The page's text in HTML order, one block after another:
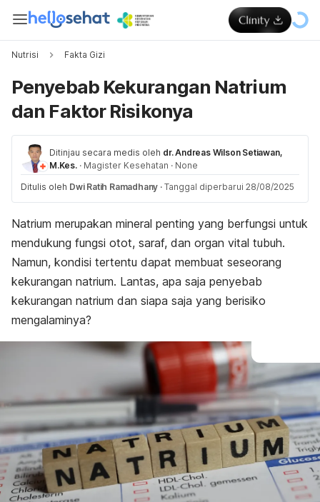
Nutrisi Fakta Gizi
Penyebab Kekurangan Natrium
dan Faktor Risikonya
Ditinjau secara medis oleh dr. Andreas Wilson Setiawan,
M.Kes. · Magister Kesehatan · None
Ditulis oleh Dwi Ratih Ramadhany · Tanggal diperbarui 28/08/2025
Natrium merupakan mineral penting yang berfungsi untuk
mendukung fungsi otot, saraf, dan organ vital tubuh.
Namun, kondisi tertentu dapat membuat seseorang
kekurangan natrium. Lantas, apa saja penyebab
kekurangan natrium dan siapa saja yang berisiko
mengalaminya?